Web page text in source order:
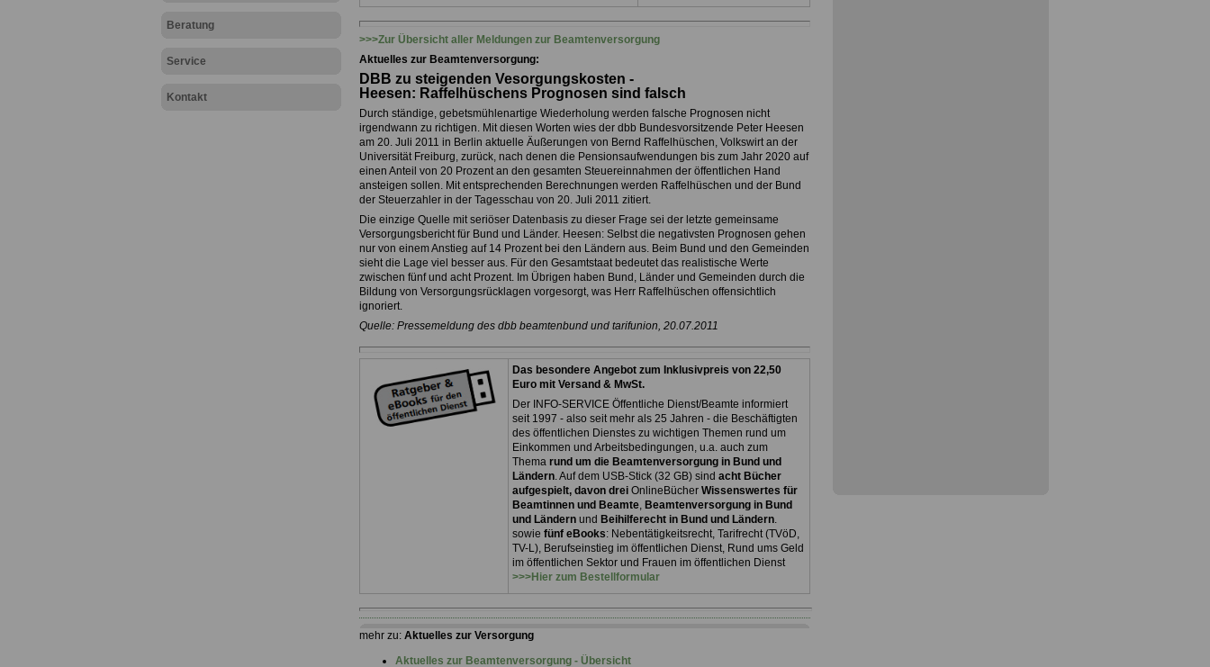
Beratung
Service
Kontakt
>>>Zur Übersicht aller Meldungen zur Beamtenversorgung
Aktuelles zur Beamtenversorgung:
DBB zu steigenden Vesorgungskosten -
Heesen: Raffelhüschens Prognosen sind falsch
Durch ständige, gebetsmühlenartige Wiederholung werden falsche Prognosen nicht
irgendwann zu richtigen. Mit diesen Worten wies der dbb Bundesvorsitzende Peter Heesen
am 20. Juli 2011 in Berlin aktuelle Äußerungen von Bernd Raffelhüschen, Volkswirt an der
Universität Freiburg, zurück, nach denen die Pensionsaufwendungen bis zum Jahr 2020 auf
einen Anteil von 20 Prozent an den gesamten Steuereinnahmen der öffentlichen Hand
ansteigen sollen. Mit entsprechenden Berechnungen werden Raffelhüschen und der Bund
der Steuerzahler in der Tagesschau von 20. Juli 2011 zitiert.
Die einzige Quelle mit seriöser Datenbasis zu dieser Frage sei der letzte gemeinsame
Versorgungsbericht für Bund und Länder. Heesen: Selbst die negativsten Prognosen gehen
nur von einem Anstieg auf 14 Prozent bei den Ländern aus. Beim Bund und den Gemeinden
sieht die Lage viel besser aus. Für den Gesamtstaat bedeutet das realistische Werte
zwischen fünf und acht Prozent. Im Übrigen haben Bund, Länder und Gemeinden durch die
Bildung von Versorgungsrücklagen vorgesorgt, was Herr Raffelhüschen offensichtlich
ignoriert.
Quelle: Pressemeldung des dbb beamtenbund und tarifunion, 20.07.2011
Das besondere Angebot zum Inklusivpreis von 22,50
Euro mit Versand & MwSt.
Der INFO-SERVICE Öffentliche Dienst/Beamte informiert
seit 1997 - also seit mehr als 25 Jahren - die Beschäftigten
des öffentlichen Dienstes zu wichtigen Themen rund um
Einkommen und Arbeitsbedingungen, u.a. auch zum
Thema rund um die Beamtenversorgung in Bund und
Ländern. Auf dem USB-Stick (32 GB) sind acht Bücher
aufgespielt, davon drei OnlineBücher Wissenswertes für
Beamtinnen und Beamte, Beamtenversorgung in Bund
und Ländern und Beihilferecht in Bund und Ländern.
sowie fünf eBooks: Nebentätigkeitsrecht, Tarifrecht (TVöD,
TV-L), Berufseinstieg im öffentlichen Dienst, Rund ums Geld
im öffentlichen Sektor und Frauen im öffentlichen Dienst
>>>Hier zum Bestellformular
mehr zu: Aktuelles zur Versorgung
Aktuelles zur Beamtenversorgung - Übersicht